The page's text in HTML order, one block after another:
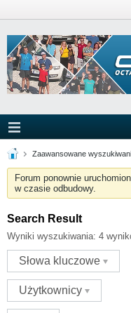
Zaawansowane
Forum ponownie
w czasie odbudowy.
Search Result
Wyniki wyszukiwania: 4
Słowa kluczowe
Użytkownicy